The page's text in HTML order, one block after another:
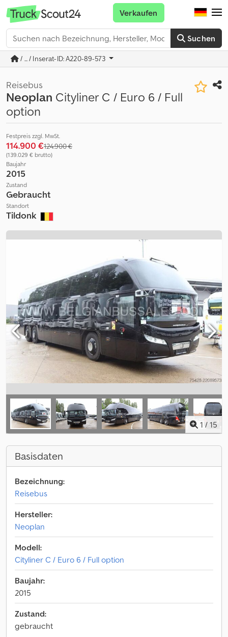
Suchen
Verkaufen
/ ... / Inserat-ID: A220-89-573
Reisebus
Neoplan Cityliner C / Euro 6 / Full
option
Festpreis zzgl. MwSt.
114.900 €124.900 €
(139.029 € brutto)
Baujahr
2015
Zustand
Gebraucht
Standort
Tildonk
1 / 15
Basisdaten
Bezeichnung:
Reisebus
Hersteller:
Neoplan
Modell:
Cityliner C / Euro 6 / Full option
Baujahr:
2015
Zustand:
gebraucht